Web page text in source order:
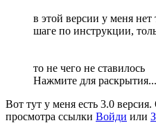
в этой версии у меня
шаге по инструкции,
то не чего не ставилось
Нажмите для раскрытия...
Вот тут у меня есть 3.0
просмотра ссылки Войди или